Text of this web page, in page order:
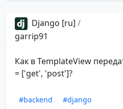
Django [ru] /
garrip91
Как в TemplateView
= ['get', 'post']?
#backend
#django